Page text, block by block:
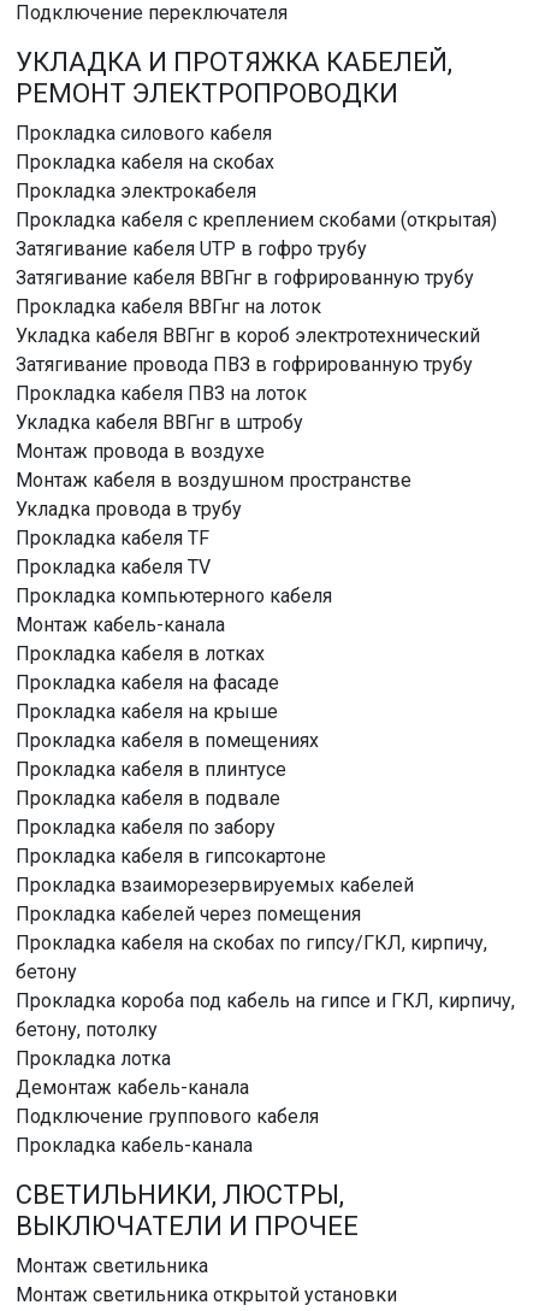
Подключение переключателя
УКЛАДКА И ПРОТЯЖКА КАБЕЛЕЙ,
РЕМОНТ ЭЛЕКТРОПРОВОДКИ
Прокладка силового кабеля
Прокладка кабеля на скобах
Прокладка электрокабеля
Прокладка кабеля с креплением скобами (открытая)
Затягивание кабеля UTP в гофро трубу
Затягивание кабеля ВВГнг в гофрированную трубу
Прокладка кабеля ВВГнг на лоток
Укладка кабеля ВВГнг в короб электротехнический
Затягивание провода ПВЗ в гофрированную трубу
Прокладка кабеля ПВЗ на лоток
Укладка кабеля ВВГнг в штробу
Монтаж провода в воздухе
Монтаж кабеля в воздушном пространстве
Укладка провода в трубу
Прокладка кабеля TF
Прокладка кабеля TV
Прокладка компьютерного кабеля
Монтаж кабель-канала
Прокладка кабеля в лотках
Прокладка кабеля на фасаде
Прокладка кабеля на крыше
Прокладка кабеля в помещениях
Прокладка кабеля в плинтусе
Прокладка кабеля в подвале
Прокладка кабеля по забору
Прокладка кабеля в гипсокартоне
Прокладка взаиморезервируемых кабелей
Прокладка кабелей через помещения
Прокладка кабеля на скобах по гипсу/ГКЛ, кирпичу,
бетону
Прокладка короба под кабель на гипсе и ГКЛ, кирпичу,
бетону, потолку
Прокладка лотка
Демонтаж кабель-канала
Подключение группового кабеля
Прокладка кабель-канала
СВЕТИЛЬНИКИ, ЛЮСТРЫ,
ВЫКЛЮЧАТЕЛИ И ПРОЧЕЕ
Монтаж светильника
Монтаж светильника открытой установки